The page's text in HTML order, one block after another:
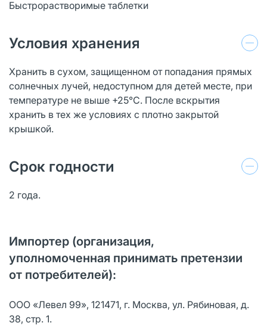
Быстрорастворимые таблетки
Условия хранения
Хранить в сухом, защищенном от попадания прямых
солнечных лучей, недоступном для детей месте, при
температуре не выше +25°С. После вскрытия
хранить в тех же условиях с плотно закрытой
крышкой.
Срок годности
2 года.
Импортер (организация,
уполномоченная принимать претензии
от потребителей):
ООО «Левел 99», 121471, г. Москва, ул. Рябиновая, д.
38, стр. 1.